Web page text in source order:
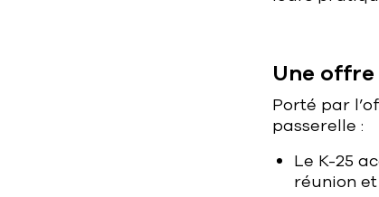
Une
Porté par
passerelle :
Le K-25
réunion